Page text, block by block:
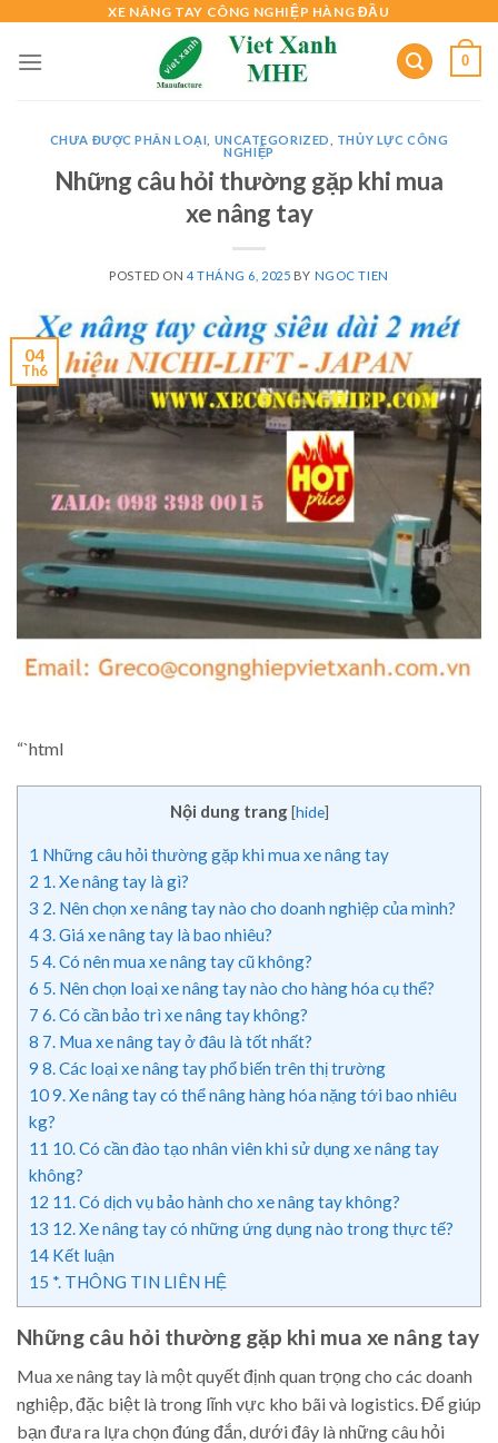
content
XE NÂNG TAY CÔNG NGHIỆP HÀNG ĐẦU
0
CHƯA ĐƯỢC PHÂN LOẠI UNCATEGORIZED
THỦY LỰC CÔNG
NGHIỆP
Những câu hỏi thường gặp khi mua
xe nâng tay
POSTED ON 4 THÁNG 6, 2025 BY NGOC TIEN
04
Th6
“`html
Nội dung trang [hide]
1 Những câu hỏi thường gặp khi mua xe nâng tay
2 1. Xe nâng tay là gì?
3 2. Nên chọn xe nâng tay nào cho doanh nghiệp của mình?
43. Giá xe nâng tay là bao nhiêu?
5 4. Có nên mua xe nâng tay cũ không?
6 5. Nên chọn loại xe nâng tay nào cho hàng hóa cụ thể?
7 6. Có cần bảo trì xe nâng tay không?
8 7. Mua xe nâng tay ở đâu là tốt nhất?
9 8. Các loại xe nâng tay phổ biến trên thị trường
109. Xe nâng tay có thể nâng hàng hóa nặng tới bao nhiêu
kg?
11 10. Có cần đào tạo nhân viên khi sử dụng xe nâng tay
không?
12 11. Có dịch vụ bảo hành cho xe nâng tay không?
13 12. Xe nâng tay có những ứng dụng nào trong thực tế?
14 Kết luận
15 *. THÔNG TIN LIÊN HỆ
Những câu hỏi thường gặp khi mua xe nâng tay
Mua xe nâng tay là một quyết định quan trọng cho các doanh
nghiệp, đặc biệt là trong lĩnh vực kho bãi và logistics. Để giúp
bạn đưa ra lựa chọn đúng đắn, dưới đây là những câu hỏi